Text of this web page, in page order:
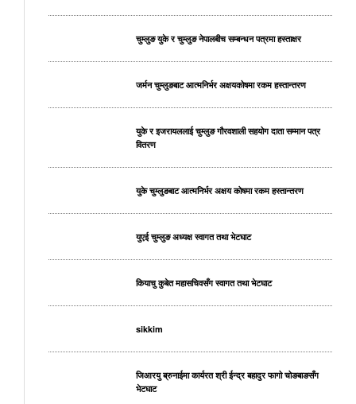
चुम्लुङ युके र चुम्लुङ नेपालबीच सम्बन्धन पत्रमा हस्ताक्षर
जर्मन चुम्लुङबाट आत्मनिर्भर अक्षयकोषमा रकम हस्तान्तरण
युके र इजरायललाई चुम्लुङ गौरवशाली सहयोग दाता सम्मान पत्र
वितरण
युके चुम्लुङबाट आत्मनिर्भर अक्षय कोषमा रकम हस्तान्तरण
युएई चुम्लुङ अध्यक्ष स्वागत तथा भेटघाट
कियाचु कुबेत महासचिवसँग स्वागत तथा भेटघाट
sikkim
जिआरयु ब्रुनाईमा कार्यरत श्री ईन्द्र बहादुर फागो चोङबाङसँग
भेटघाट